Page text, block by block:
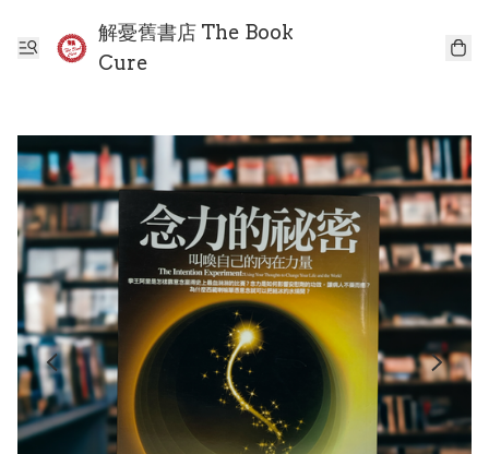
解憂舊書店 The Book
Cure